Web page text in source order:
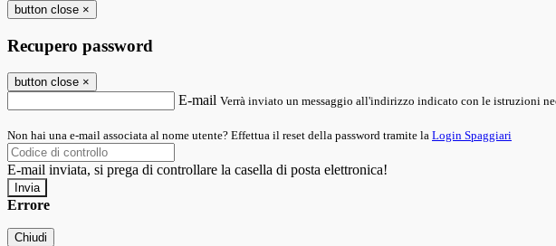
button close ×
Recupero password
button close ×
E-mail Verrà inviato un messaggio all'indirizzo indicato con le istruzioni
Non hai una e-mail associata al nome utente? Effettua il reset della password tramite la Login Spaggiari
E-mail inviata, si prega di controllare la casella di posta elettronica!
Errore
Chiudi